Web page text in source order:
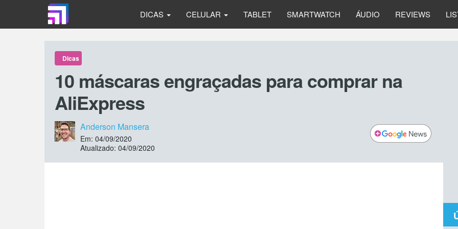
DICAS CELULAR TABLET SMARTWATCH ÁUDIO REVIEWS
Dicas
10 máscaras engraçadas para comprar na
AliExpress
Anderson Mansera
Em: 04/09/2020
Atualizado: 04/09/2020